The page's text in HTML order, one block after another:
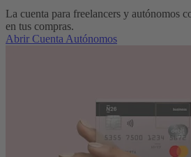
La cuenta para freelancers y autónomos
en tus compras.
Abrir Cuenta Autónomos